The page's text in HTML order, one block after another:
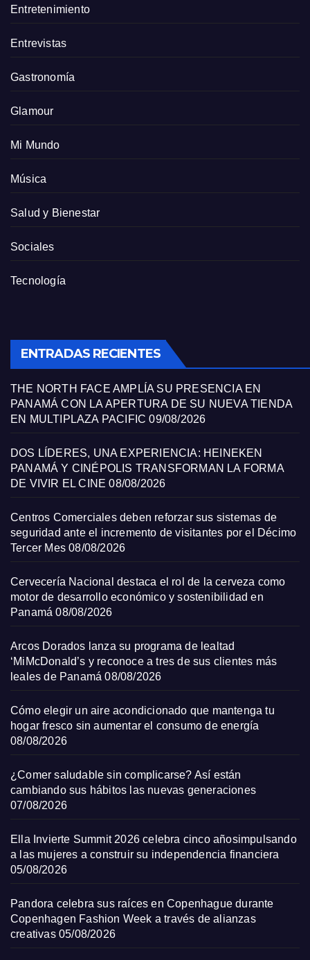
Entretenimiento
Entrevistas
Gastronomía
Glamour
Mi Mundo
Música
Salud y Bienestar
Sociales
Tecnología
ENTRADAS RECIENTES
THE NORTH FACE AMPLÍA SU PRESENCIA EN
PANAMÁ CON LA APERTURA DE SU NUEVA TIENDA
EN MULTIPLAZA PACIFIC 09/08/2026
DOS LÍDERES, UNA EXPERIENCIA: HEINEKEN
PANAMÁ Y CINÉPOLIS TRANSFORMAN LA FORMA
DE VIVIR EL CINE 08/08/2026
Centros Comerciales deben reforzar sus sistemas de
seguridad ante el incremento de visitantes por el Décimo
Tercer Mes 08/08/2026
Cervecería Nacional destaca el rol de la cerveza como
motor de desarrollo económico y sostenibilidad en
Panamá 08/08/2026
Arcos Dorados lanza su programa de lealtad
‘MiMcDonald’s y reconoce a tres de sus clientes más
leales de Panamá 08/08/2026
Cómo elegir un aire acondicionado que mantenga tu
hogar fresco sin aumentar el consumo de energía
08/08/2026
¿Comer saludable sin complicarse? Así están
cambiando sus hábitos las nuevas generaciones
07/08/2026
Ella Invierte Summit 2026 celebra cinco añosimpulsando
a las mujeres a construir su independencia financiera
05/08/2026
Pandora celebra sus raíces en Copenhague durante
Copenhagen Fashion Week a través de alianzas
creativas 05/08/2026